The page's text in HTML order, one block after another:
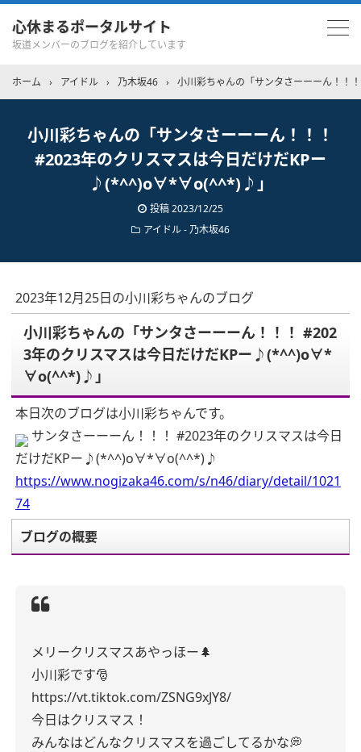
心休まるポータルサイト
坂道メンバーのブログを紹介しています
ホーム › アイドル › 乃木坂46 › 小川彩ちゃんの「サンタさーーーん！
小川彩ちゃんの「サンタさーーーん！！！
#2023年のクリスマスは今日だけだKPー
♪(*^^)o∀*∀o(^^*)♪」
投稿2023/12/25
アイドル - 乃木坂46
2023年12月25日の小川彩ちゃんのブログ
小川彩ちゃんの「サンタさーーーん！！！ #202
3年のクリスマスは今日だけだKPー♪(*^^)o∀*
∀o(^^*)♪」
本日次のブログは小川彩ちゃんです。
サンタさーーーん！！！ #2023年のクリスマスは今日
だけだKPー♪(*^^)o∀*∀o(^^*)♪
https://www.nogizaka46.com/s/n46/diary/detail/1021
74
ブログの概要
メリークリスマスあやっほー🌲
小川彩です🎅
https://vt.tiktok.com/ZSNG9xJY8/
今日はクリスマス！
みんなはどんなクリスマスを過ごしてるかな💭